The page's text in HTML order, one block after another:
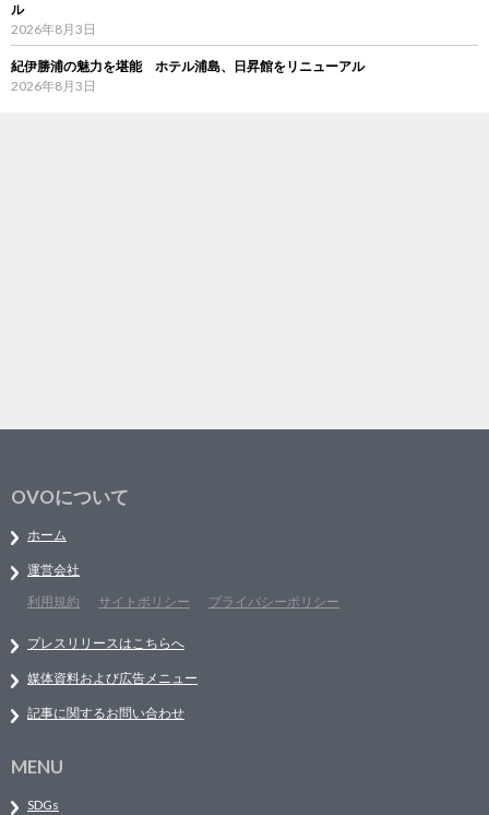
ル
2026年8月3日
紀伊勝浦の魅力を堪能 ホテル浦島、日昇館をリニューアル
2026年8月3日
OVOについて
ホーム
運営会社
利用規約
サイトポリシー プライバシーポリシー
プレスリリースはこちらへ
媒体資料および広告メニュー
記事に関するお問い合わせ
MENU
SDGs